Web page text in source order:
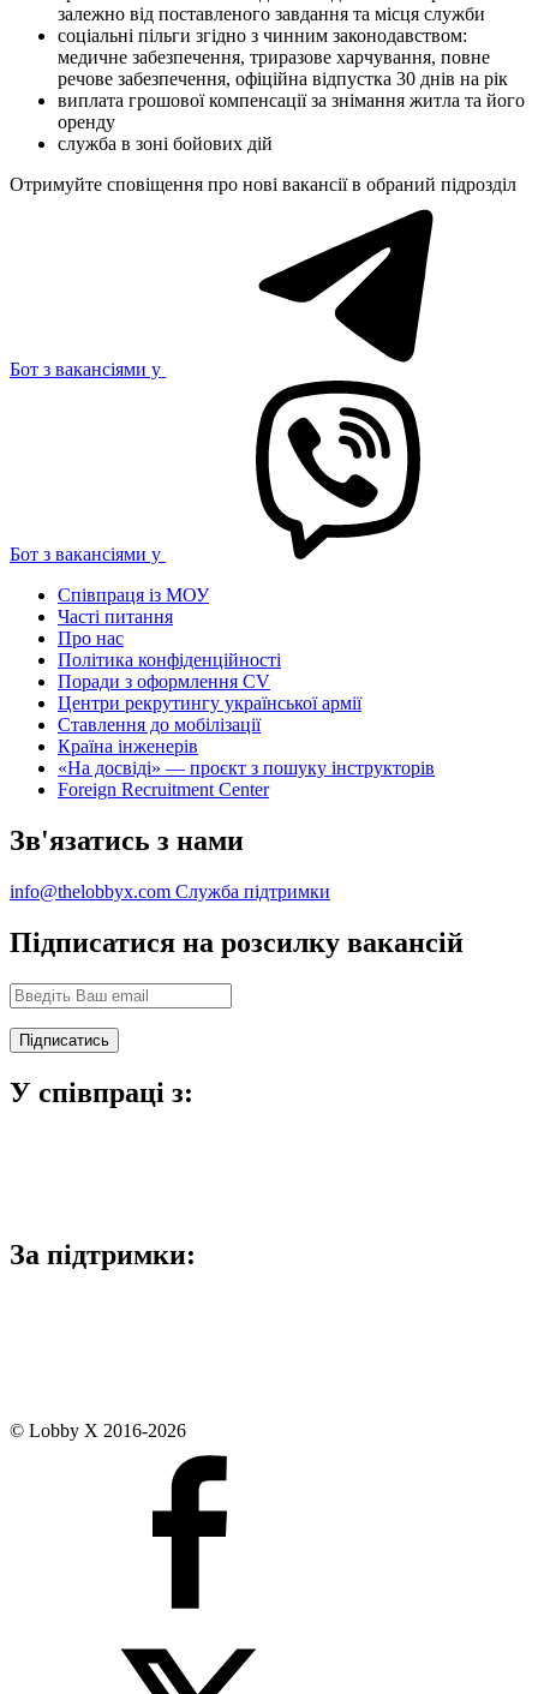
залежно від поставленого завдання та місця служби
соціальні пільги згідно з чинним законодавством:
медичне забезпечення, триразове харчування, повне
речове забезпечення, офіційна відпустка 30 днів на рік
виплата грошової компенсації за знімання житла та його
оренду
служба в зоні бойових дій
Отримуйте сповіщення про нові вакансії в обраний підрозділ
Бот з вакансіями у
Бот з вакансіями у
Співпраця із МОУ
Часті питання
Про нас
Політика конфіденційності
Поради з оформлення CV
Центри рекрутингу української армії
Ставлення до мобілізації
Країна інженерів
«На досвіді» — проєкт з пошуку інструкторів
Foreign Recruitment Center
Зв'язатись з нами
info@thelobbyx.com Служба підтримки
Підписатися на розсилку вакансій
У співпраці з:
За підтримки:
© Lobby X 2016-2026